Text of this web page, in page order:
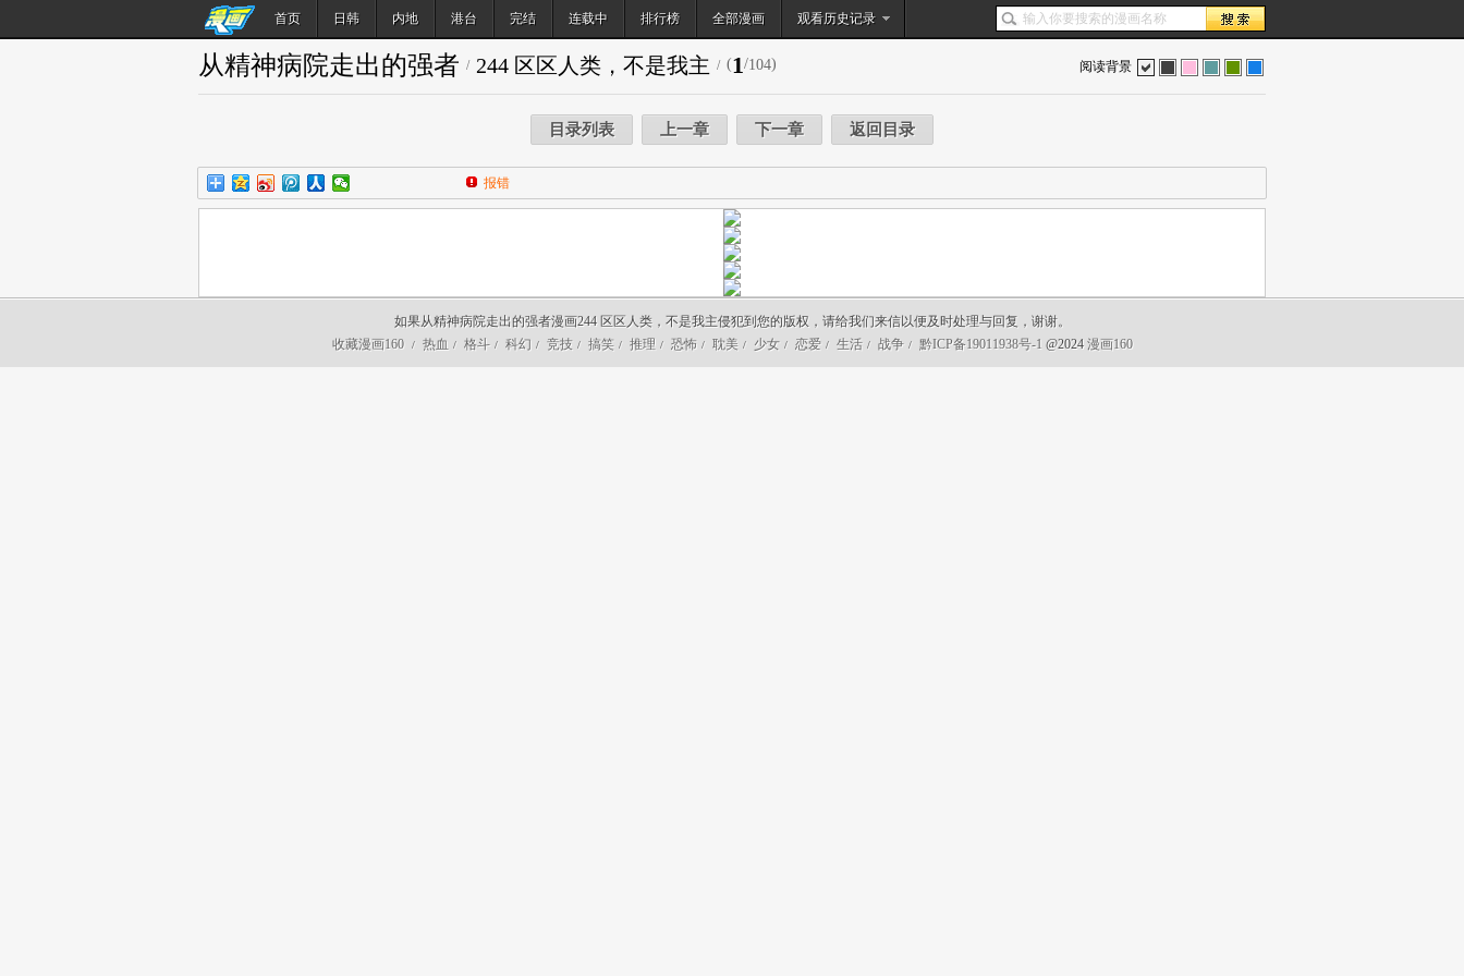
首页 日韩 内地 港台 完结 连载中 排行榜 全部漫画 观看历史记录
搜索
阅读背景
从精神病院走出的强者 / 244 区区人类，不是我主 / (1/104)
目录列表 上一章 下一章 返回目录
报错
如果从精神病院走出的强者漫画244 区区人类，不是我主侵犯到您的版权，请给我们来信以便及时处理与回复，谢谢。
收藏漫画160
/ 热血 / 格斗 / 科幻 / 竞技 / 搞笑 / 推理 / 恐怖 / 耽美 / 少女 / 恋爱 / 生活 / 战争 / 黔ICP备19011938号-1 @2024 漫画160